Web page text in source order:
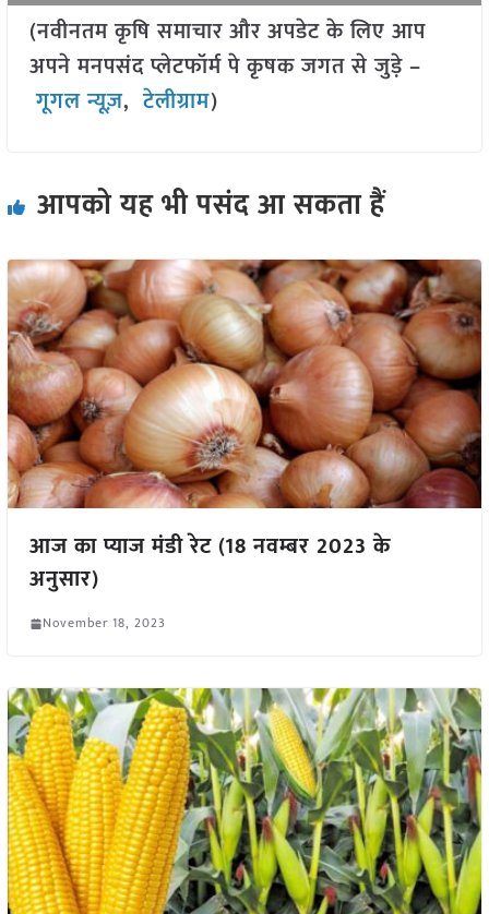
(नवीनतम कृषि समाचार और अपडेट के लिए आप
अपने मनपसंद प्लेटफॉर्म पे कृषक जगत से जुड़े –
गूगल न्यूज़,टेलीग्राम)
आपको यह भी पसंद आ सकता हैं
आज का प्याज मंडी रेट (18 नवम्बर 2023 के
अनुसार)
November 18, 2023